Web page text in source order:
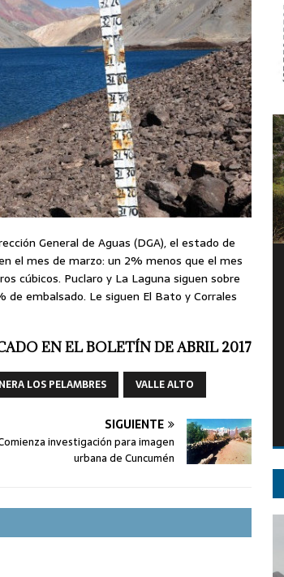
General de Aguas (DGA), el estado de
el mes de marzo: un 2% menos que el mes
cúbicos. Puclaro y La Laguna siguen sobre
de embalsado. Le siguen El Bato y Corrales
EN EL BOLETÍN DE ABRIL 2017
LOS PELAMBRES VALLE ALTO
SIGUIENTE
investigación para imagen
urbana de Cuncumén